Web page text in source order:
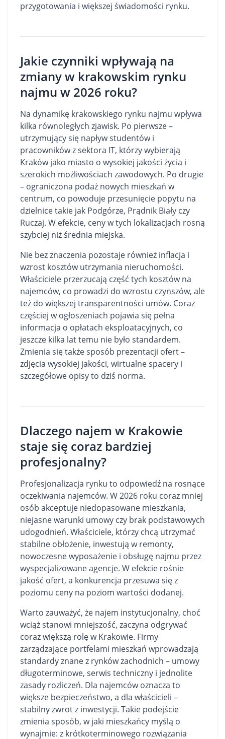
przygotowania i większej świadomości rynku.
Jakie czynniki wpływają na
zmiany w krakowskim rynku
najmu w 2026 roku?
Na dynamikę krakowskiego rynku najmu wpływa
kilka równoległych zjawisk. Po pierwsze –
utrzymujący się napływ studentów i
pracowników z sektora IT, którzy wybierają
Kraków jako miasto o wysokiej jakości życia i
szerokich możliwościach zawodowych. Po drugie
– ograniczona podaż nowych mieszkań w
centrum, co powoduje przesunięcie popytu na
dzielnice takie jak Podgórze, Prądnik Biały czy
Ruczaj. W efekcie, ceny w tych lokalizacjach rosną
szybciej niż średnia miejska.
Nie bez znaczenia pozostaje również inflacja i
wzrost kosztów utrzymania nieruchomości.
Właściciele przerzucają część tych kosztów na
najemców, co prowadzi do wzrostu czynszów, ale
też do większej transparentności umów. Coraz
częściej w ogłoszeniach pojawia się pełna
informacja o opłatach eksploatacyjnych, co
jeszcze kilka lat temu nie było standardem.
Zmienia się także sposób prezentacji ofert –
zdjęcia wysokiej jakości, wirtualne spacery i
szczegółowe opisy to dziś norma.
Dlaczego najem w Krakowie
staje się coraz bardziej
profesjonalny?
Profesjonalizacja rynku to odpowiedź na rosnące
oczekiwania najemców. W 2026 roku coraz mniej
osób akceptuje niedopasowane mieszkania,
niejasne warunki umowy czy brak podstawowych
udogodnień. Właściciele, którzy chcą utrzymać
stabilne obłożenie, inwestują w remonty,
nowoczesne wyposażenie i obsługę najmu przez
wyspecjalizowane agencje. W efekcie rośnie
jakość ofert, a konkurencja przesuwa się z
poziomu ceny na poziom wartości dodanej.
Warto zauważyć, że najem instytucjonalny, choć
wciąż stanowi mniejszość, zaczyna odgrywać
coraz większą rolę w Krakowie. Firmy
zarządzające portfelami mieszkań wprowadzają
standardy znane z rynków zachodnich – umowy
długoterminowe, serwis techniczny i jednolite
zasady rozliczeń. Dla najemców oznacza to
większe bezpieczeństwo, a dla właścicieli –
stabilny zwrot z inwestycji. Takie podejście
zmienia sposób, w jaki mieszkańcy myślą o
wynajmie: z krótkoterminowego rozwiązania